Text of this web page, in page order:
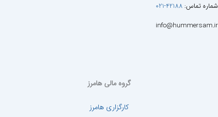
شماره تماس: 42188-021
info@hummersam.ir
گروه مالی هامرز
کارگزاری هامرز